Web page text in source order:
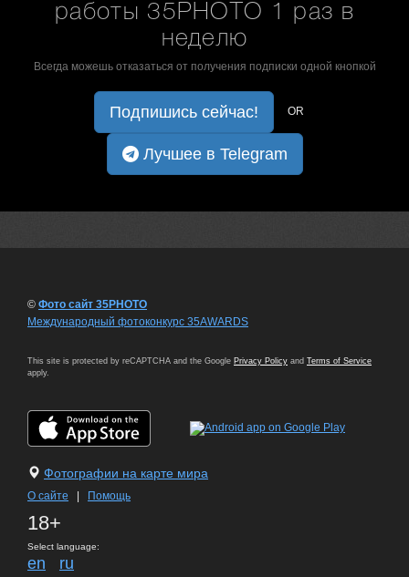
работы 35PHOTO 1 раз в
неделю
Всегда можешь отказаться от получения подписки одной кнопкой
Подпишись сейчас! OR
Лучшее в Telegram
© Фото сайт 35PHOTO
Международный фотоконкурс 35AWARDS
This site is protected by reCAPTCHA and the Google Privacy Policy and Terms of Service
apply.
Фотографии на карте мира
О сайте Помощь
18+
Select language:
en ru